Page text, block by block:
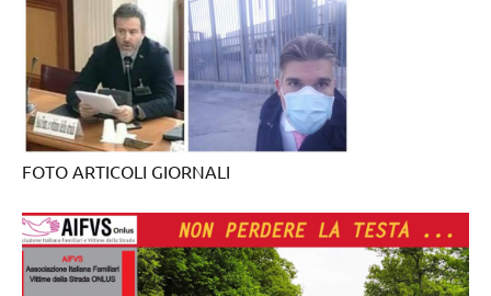
FOTO ARTICOLI GIORNALI